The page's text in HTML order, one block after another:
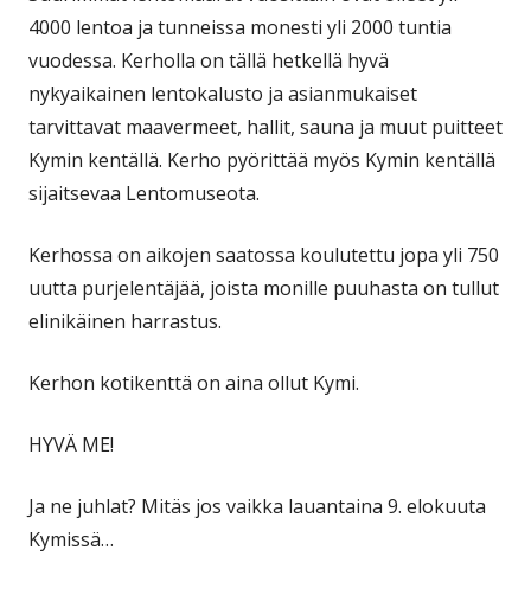
4000 lentoa ja tunneissa monesti yli 2000 tuntia
vuodessa. Kerholla on tällä hetkellä hyvä
nykyaikainen lentokalusto ja asianmukaiset
tarvittavat maavermeet, hallit, sauna ja muut puitteet
Kymin kentällä. Kerho pyörittää myös Kymin kentällä
sijaitsevaa Lentomuseota.
Kerhossa on aikojen saatossa koulutettu jopa yli 750
uutta purjelentäjää, joista monille puuhasta on tullut
elinikäinen harrastus.
Kerhon kotikenttä on aina ollut Kymi.
HYVÄ ME!
Ja ne juhlat? Mitäs jos vaikka lauantaina 9. elokuuta
Kymissä…